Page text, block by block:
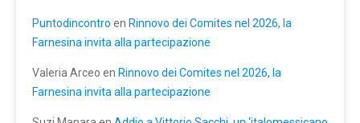
Puntodincontro en Rinnovo dei Comites nel 2026, la
Farnesina invita alla partecipazione
Valeria Arceo en Rinnovo dei Comites nel 2026, la
Farnesina invita alla partecipazione